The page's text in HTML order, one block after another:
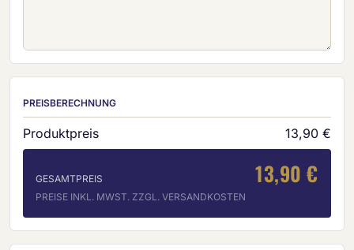
PREISBERECHNUNG
Produktpreis 13,90 €
GESAMTPREIS 13,90 €
PREISE INKL. MWST. ZZGL. VERSANDKOSTEN